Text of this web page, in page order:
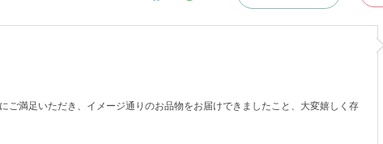
ご満足いただき、イメージ通りのお品物をお届けできましたこと、大変嬉しく存